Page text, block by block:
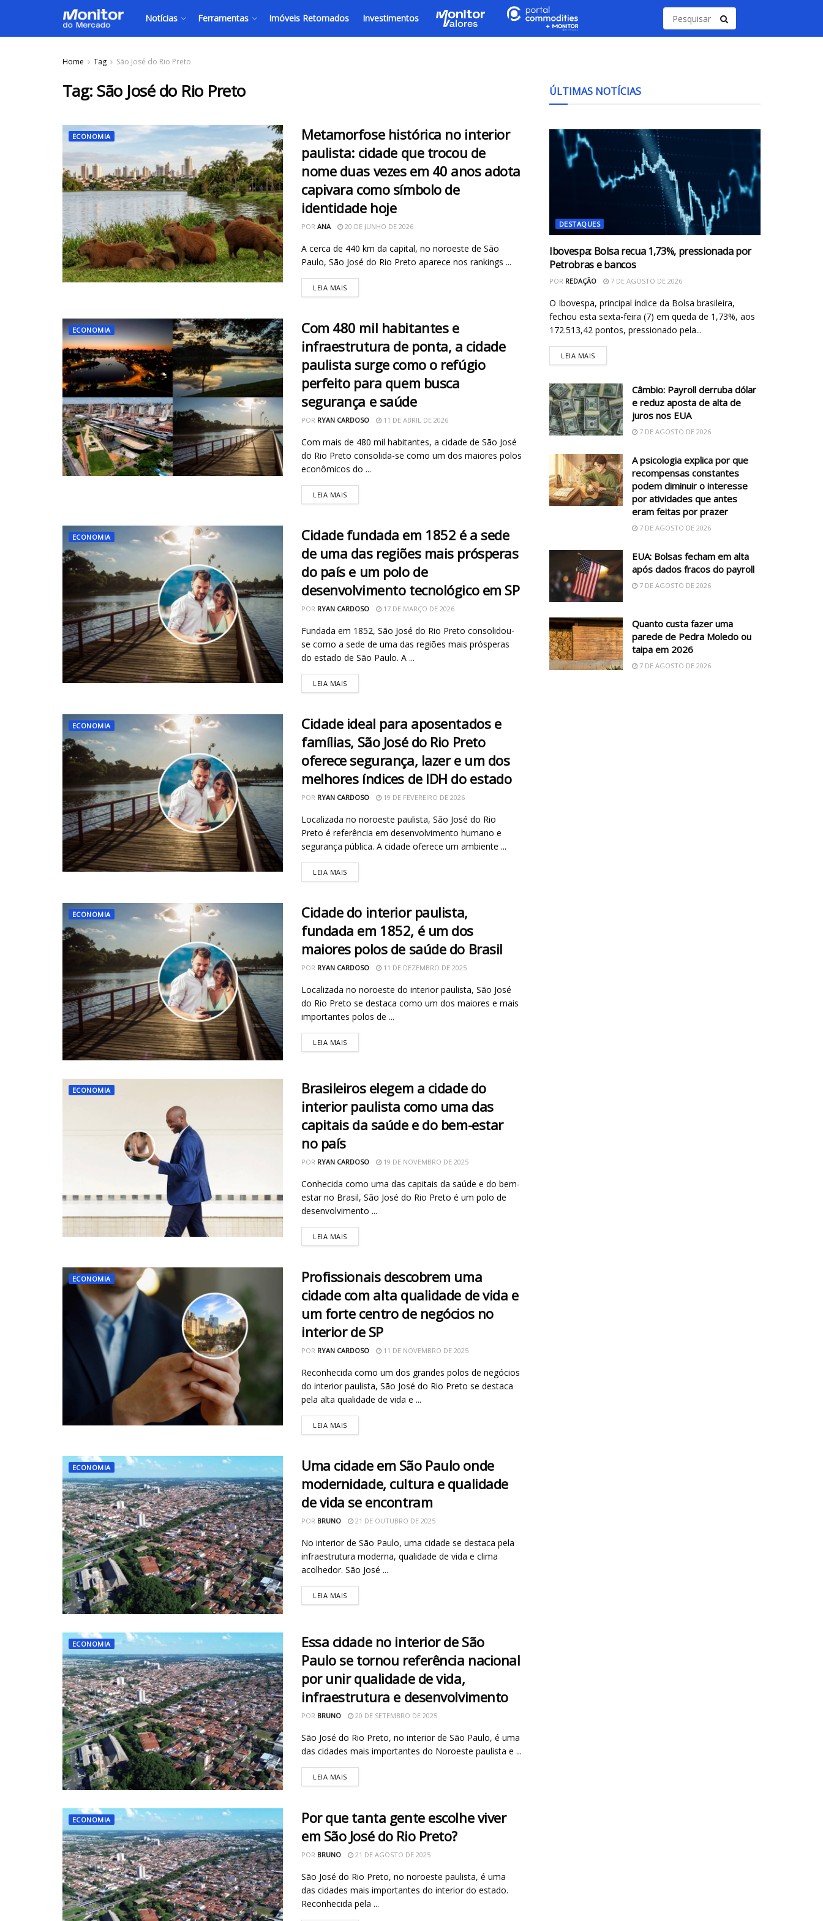
Notícias Ferramentas Imóveis Retomados Investimentos
Home Tag São José do Rio Preto
Tag: São José do Rio Preto
ECONOMIA
Metamorfose histórica no interior
paulista: cidade que trocou de
nome duas vezes em 40 anos adota
capivara como símbolo de
identidade hoje
POR ANA 20 DE JUNHO DE 2026
A cerca de 440 km da capital, no noroeste de São
Paulo, São José do Rio Preto aparece nos rankings ...
LEIA MAIS
ECONOMIA
Com 480 mil habitantes e
infraestrutura de ponta, a cidade
paulista surge como o refúgio
perfeito para quem busca
segurança e saúde
POR RYAN CARDOSO 11 DE ABRIL DE 2026
Com mais de 480 mil habitantes, a cidade de São José
do Rio Preto consolida-se como um dos maiores polos
econômicos do ...
LEIA MAIS
ECONOMIA
Cidade fundada em 1852 é a sede
de uma das regiões mais prósperas
do país e um polo de
desenvolvimento tecnológico em SP
POR RYAN CARDOSO 17 DE MARÇO DE 2026
Fundada em 1852, São José do Rio Preto consolidou-
se como a sede de uma das regiões mais prósperas
do estado de São Paulo. A ...
LEIA MAIS
ECONOMIA
Cidade ideal para aposentados e
famílias, São José do Rio Preto
oferece segurança, lazer e um dos
melhores índices de IDH do estado
POR RYAN CARDOSO 19 DE FEVEREIRO DE 2026
Localizada no noroeste paulista, São José do Rio
Preto é referência em desenvolvimento humano e
segurança pública. A cidade oferece um ambiente ...
LEIA MAIS
ECONOMIA
Cidade do interior paulista,
fundada em 1852, é um dos
maiores polos de saúde do Brasil
POR RYAN CARDOSO 11 DE DEZEMBRO DE 2025
Localizada no noroeste do interior paulista, São José
do Rio Preto se destaca como um dos maiores e mais
importantes polos de ...
LEIA MAIS
ECONOMIA
Brasileiros elegem a cidade do
interior paulista como uma das
capitais da saúde e do bem-estar
no país
POR RYAN CARDOSO 19 DE NOVEMBRO DE 2025
Conhecida como uma das capitais da saúde e do bem-
estar no Brasil, São José do Rio Preto é um polo de
desenvolvimento ...
LEIA MAIS
ECONOMIA
Profissionais descobrem uma
cidade com alta qualidade de vida e
um forte centro de negócios no
interior de SP
POR RYAN CARDOSO 11 DE NOVEMBRO DE 2025
Reconhecida como um dos grandes polos de negócios
do interior paulista, São José do Rio Preto se destaca
pela alta qualidade de vida e ...
LEIA MAIS
ECONOMIA
Uma cidade em São Paulo onde
modernidade, cultura e qualidade
de vida se encontram
POR BRUNO 21 DE OUTUBRO DE 2025
No interior de São Paulo, uma cidade se destaca pela
infraestrutura moderna, qualidade de vida e clima
acolhedor. São José ...
LEIA MAIS
ECONOMIA
Essa cidade no interior de São
Paulo se tornou referência nacional
por unir qualidade de vida,
infraestrutura e desenvolvimento
POR BRUNO 20 DE SETEMBRO DE 2025
São José do Rio Preto, no interior de São Paulo, é uma
das cidades mais importantes do Noroeste paulista e ...
LEIA MAIS
ECONOMIA
Por que tanta gente escolhe viver
em São José do Rio Preto?
POR BRUNO 21 DE AGOSTO DE 2025
São José do Rio Preto, no noroeste paulista, é uma
das cidades mais importantes do interior do estado.
Reconhecida pela ...
ÚLTIMAS NOTÍCIAS
DESTAQUES
Ibovespa: Bolsa recua 1,73%, pressionada por
Petrobras e bancos
POR REDAÇÃO 7 DE AGOSTO DE 2026
O Ibovespa, principal índice da Bolsa brasileira,
fechou esta sexta-feira (7) em queda de 1,73%, aos
172.513,42 pontos, pressionado pela...
LEIA MAIS
Câmbio: Payroll derruba dólar
e reduz aposta de alta de
juros nos EUA
7 DE AGOSTO DE 2026
A psicologia explica por que
recompensas constantes
podem diminuir o interesse
por atividades que antes
eram feitas por prazer
7 DE AGOSTO DE 2026
EUA: Bolsas fecham em alta
após dados fracos do payroll
7 DE AGOSTO DE 2026
Quanto custa fazer uma
parede de Pedra Moledo ou
taipa em 2026
7 DE AGOSTO DE 2026